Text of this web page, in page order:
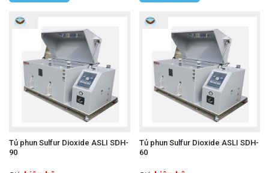
Tủ phun Sulfur Dioxide ASLI SDH-
90
Tủ phun Sulfur Dioxide ASLI SDH-
60